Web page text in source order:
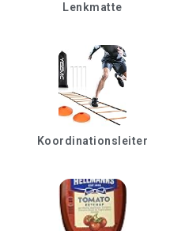
Lenkmatte
Koordinationsleiter